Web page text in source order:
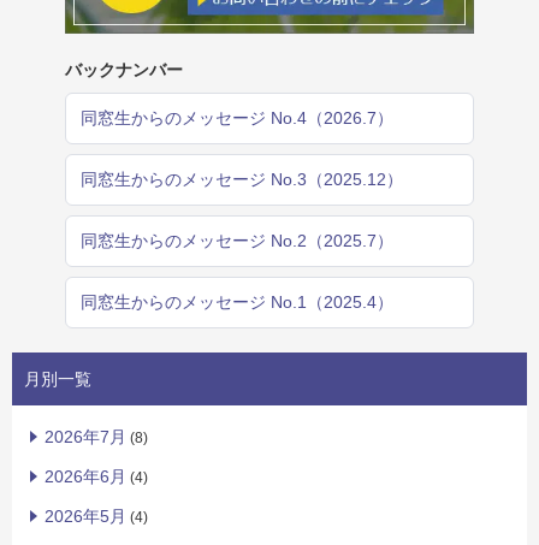
バックナンバー
同窓生からのメッセージ No.4（2026.7）
同窓生からのメッセージ No.3（2025.12）
同窓生からのメッセージ No.2（2025.7）
同窓生からのメッセージ No.1（2025.4）
月別一覧
2026年7月 (8)
2026年6月 (4)
2026年5月 (4)